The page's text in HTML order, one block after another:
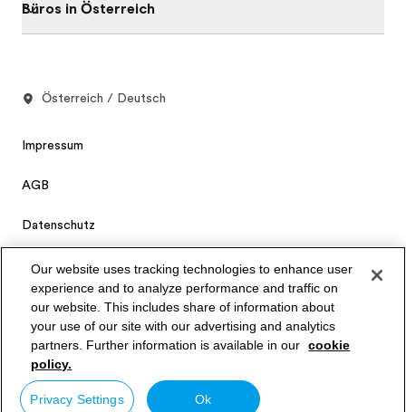
Büros in Österreich
Österreich / Deutsch
Impressum
AGB
Datenschutz
Cookies
Privacy Settings
© Signum International AG 2026. Alle Rechte vorbehalten.
Our website uses tracking technologies to enhance user
experience and to analyze performance and traffic on
our website. This includes share of information about
your use of our site with our advertising and analytics
partners. Further information is available in our cookie
policy.
Privacy Settings Ok